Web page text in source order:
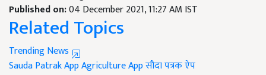
Published on:04 December 2021, 11:27 AM IST
Related Topics
Trending News
Sauda Patrak AppAgriculture Appसौदा पत्रक ऐप